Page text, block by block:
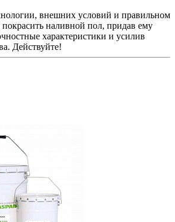
внешних условий и правильном
наливной пол, придав ему
характеристики и усилив
Действуйте!